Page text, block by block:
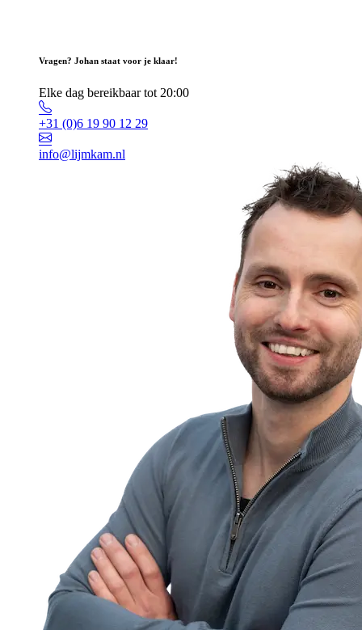
Vragen? Johan staat voor je klaar!
Elke dag bereikbaar tot 20:00
+31 (0)6 19 90 12 29
info@lijmkam.nl